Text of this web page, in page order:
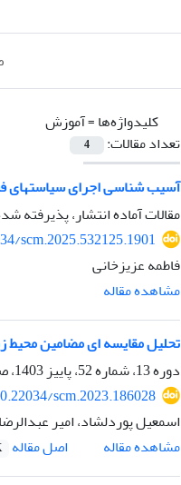
کلیدواژه‌ها =آموزش
تعداد مقالات:
4
آسیب شناسی اجرای سیاستهای
مقالات آماده انتشار، پذیرفته
scm.2025.532125.1901
فاطمه عزیزخانی
مشاهده مقاله
تحلیل مقایسه ای مضامین محیط
دوره 13، شماره 52، پاییز 1403، صفحه
scm.2023.186028
اسمعیل پوردلشاد، امیر
مشاهده مقاله
اصل مقاله